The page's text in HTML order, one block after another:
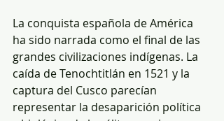
La conquista española de América
ha sido narrada como el final de las
grandes civilizaciones indígenas. La
caída de Tenochtitlán en 1521 y la
captura del Cusco parecían
representar la desaparición política